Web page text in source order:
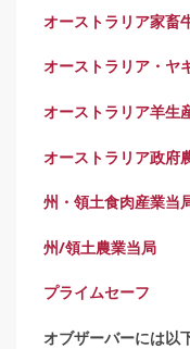
オーストラリア家畜
オーストラリア・ヤ
オーストラリア羊生
オーストラリア政府
州・領土食肉産業当
州/領土農業当局
プライムセーフ
オブザーバーには以